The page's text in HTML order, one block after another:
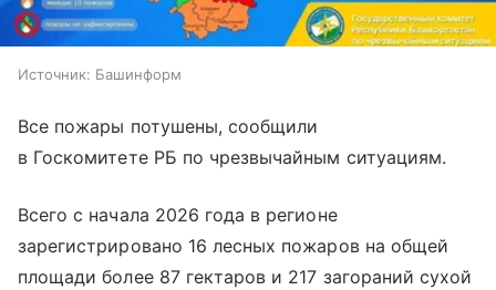
Источник: Башинформ
Все пожары потушены, сообщили
в Госкомитете РБ по чрезвычайным ситуациям.
Всего с начала 2026 года в регионе
зарегистрировано 16 лесных пожаров на общей
площади более 87 гектаров и 217 загораний сухой